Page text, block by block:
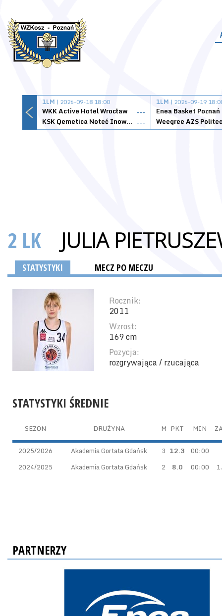
1LM | 2026-09-18 18:00
WKK Active Hotel Wrocław
---
KSK Qemetica Noteć Inowrocław ---
1LM | 2026-09-19
Enea Basket Poznań
2 LK JULIA
STATYSTYKI MECZ PO MECZU
Rocznik:
2011
Wzrost:
169 cm
Pozycja:
rozgrywająca / rzucająca
STATYSTYKI ŚREDNIE
SEZON DRUŻYNA M PKT MIN
2025/2026 Akademia Gortata Gdańsk 3 12.3 00:00
2024/2025
Akademia Gortata Gdańsk 2 8.0 00:00
PARTNERZY